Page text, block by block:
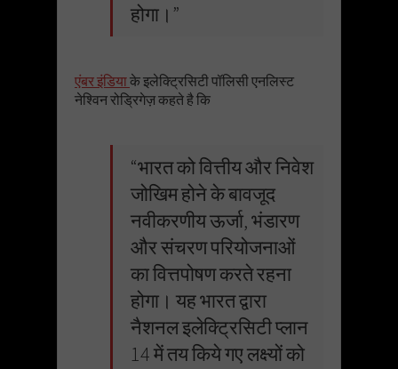
होगा।”
एंबर इंडियाके इलेक्ट्रिसिटी पॉलिसी एनलिस्ट
नेश्विन रोड्रिगेज़ कहते है कि
“भारत को वित्तीय और निवेश
जोखिम होने के बावजूद
नवीकरणीय ऊर्जा, भंडारण
और संचरण परियोजनाओं
का वित्तपोषण करते रहना
होगा। यह भारत द्वारा
नैशनल इलेक्ट्रिसिटी प्लान
14 में तय किये गए लक्ष्यों को